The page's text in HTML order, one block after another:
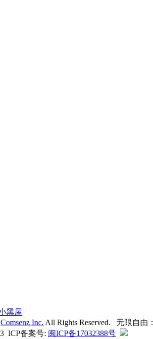
黑屋|
Comsenz Inc. All Rights Reserved. 无限自由：
ICP备案号: 闽ICP备17032388号